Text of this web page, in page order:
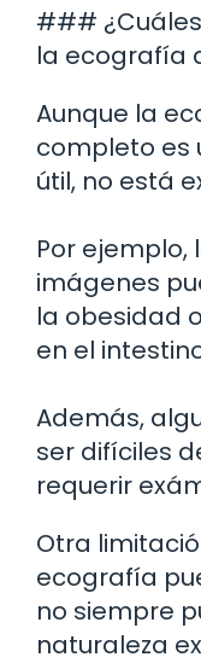
###
la ecografía
Aunque la
completo es
útil, no está
Por ejemplo,
imágenes
la obesidad
en el
Además,
ser difíciles
requerir
Otra
ecografía
no siempre
naturaleza